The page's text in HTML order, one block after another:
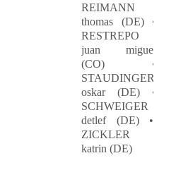
REIMANN
thomas (DE) •
RESTREPO
juan miguel
(CO) •
STAUDINGER
oskar (DE) •
SCHWEIGER
detlef (DE) •
ZICKLER
katrin (DE)